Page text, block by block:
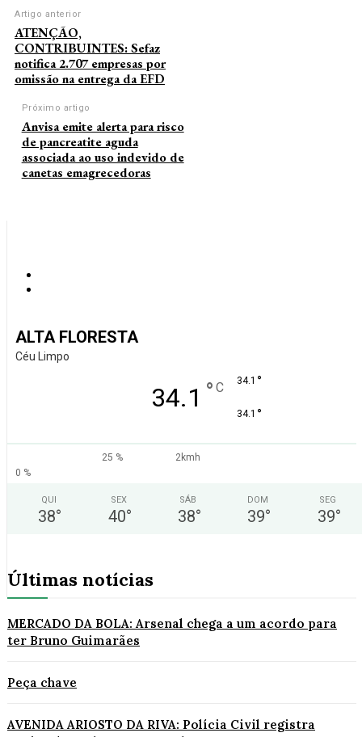
Artigo anterior
ATENÇÃO,
CONTRIBUINTES: Sefaz
notifica 2.707 empresas por
omissão na entrega da EFD
Próximo artigo
Anvisa emite alerta para risco
de pancreatite aguda
associada ao uso indevido de
canetas emagrecedoras
ALTA FLORESTA
Céu Limpo
34.1 ° C 34.1 °
34.1 °
25 %
2kmh
0 %
QUI
38°
SEX
40°
SÁB
38°
DOM
39°
SEG
39°
Últimas notícias
MERCADO DA BOLA: Arsenal chega a um acordo para
ter Bruno Guimarães
Peça chave
AVENIDA ARIOSTO DA RIVA: Polícia Civil registra